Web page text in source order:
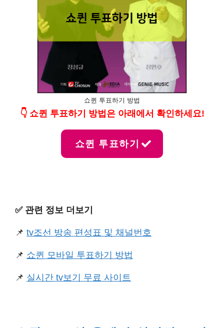
쇼퀸 투표하기 방법
👇 쇼퀸 투표하기 방법은 아래에서 확인하세요!
쇼퀸 투표하기
✅️ 관련 정보 더보기
📌 tv조선 방송 편성표 및 채널번호
📌 쇼퀸 모바일 투표하기 방법
📌 실시간 tv보기 무료 사이트